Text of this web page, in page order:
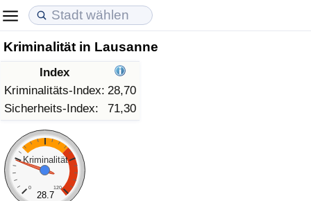
Kriminalität in Lausanne
Index
Kriminalitäts-Index: 28,70
Sicherheits-Index:
71,30
Kriminalität
0 120
28.7
Lebenshaltungskosten
Lebenshaltungskosten-Index (aktuell)
Lebenshaltungskosten-Index
Lebenshaltungskosten-Index nach Land
in Akaba
Immobilienpreise
Immobilienpreis-Index (aktuell)
Immobilienpreis-Index
Immobilienpreis-Index nach Land
Lebensqualität
Lebensqualität-Index
Lebensqualität-Index (aktuell)
Lebensqualitätsindex nach Land
Kriminalität